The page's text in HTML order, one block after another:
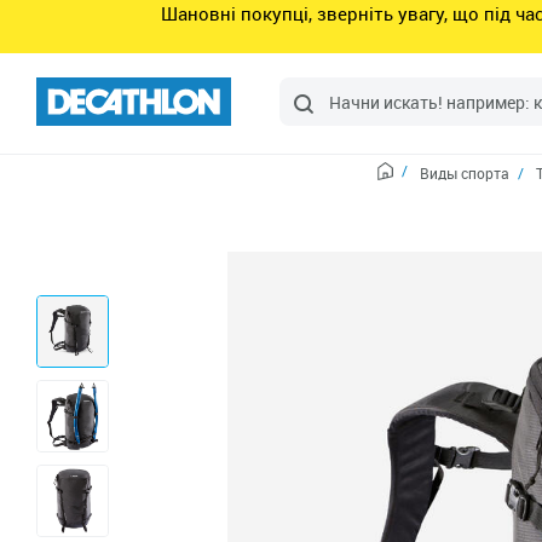
Шановні покупці, зверніть увагу, що під
Виды спорта